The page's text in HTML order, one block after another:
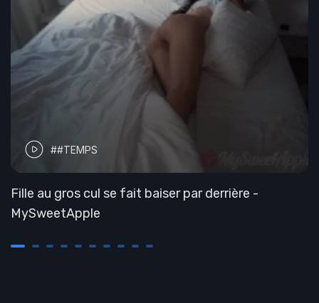
##TEMPS
Fille au gros cul se fait baiser par derrière -
MySweetApple